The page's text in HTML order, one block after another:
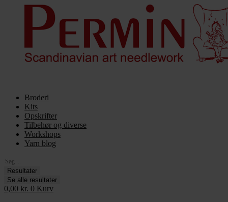
Broderi
Kits
Opskrifter
Tilbehør og diverse
Workshops
Yarn blog
Search
...Resultater
Se alle resultater
0,00 kr. 0 Kurv